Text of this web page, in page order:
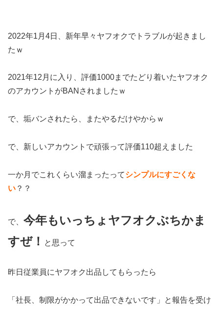
2022年1月4日、新年早々ヤフオクでトラブルが起きまし
たｗ
2021年12月に入り、評価1000までたどり着いたヤフオク
のアカウントがBANされましたｗ
で、垢バンされたら、またやるだけやからｗ
で、新しいアカウントで頑張って評価110超えました
一か月でこれくらい溜まったってシンプルにすごくな
い ？？
で、 今年もいっちょヤフオクぶちかま
すぜ！
と思って
昨日従業員にヤフオク出品してもらったら
「社長、制限がかかって出品できないです」と報告を受け